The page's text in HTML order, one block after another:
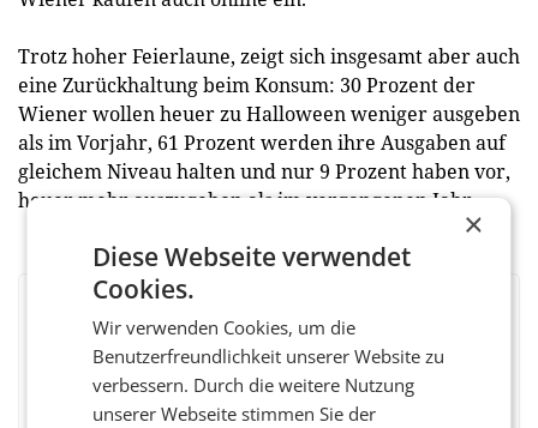
Trotz hoher Feierlaune, zeigt sich insgesamt aber auch
eine Zurückhaltung beim Konsum: 30 Prozent der
Wiener wollen heuer zu Halloween weniger ausgeben
als im Vorjahr, 61 Prozent werden ihre Ausgaben auf
gleichem Niveau halten und nur 9 Prozent haben vor,
heuer mehr auszugeben als im vergangenen Jahr.
BEWERTEN SIE DIESEN ARTIKEL
×
Diese Webseite verwendet
Cookies.
Wir verwenden Cookies, um die
Benutzerfreundlichkeit unserer Website zu
verbessern. Durch die weitere Nutzung
unserer Webseite stimmen Sie der